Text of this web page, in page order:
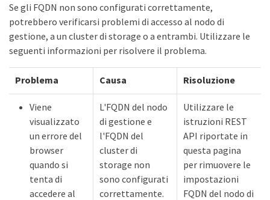
Se gli FQDN non sono configurati correttamente,
potrebbero verificarsi problemi di accesso al nodo di
gestione, a un cluster di storage o a entrambi. Utilizzare le
seguenti informazioni per risolvere il problema.
Problema Causa Risoluzione
Viene
visualizzato
un errore del
browser
quando si
tenta di
accedere al
L'FQDN del nodo
di gestione e
l'FQDN del
cluster di
storage non
sono configurati
correttamente.
Utilizzare le
istruzioni REST
API riportate in
questa pagina
per rimuovere le
impostazioni
FQDN del nodo di